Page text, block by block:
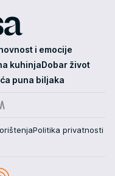
i emocije
kuhinjaDobar život
puna biljaka
Politika privatnosti